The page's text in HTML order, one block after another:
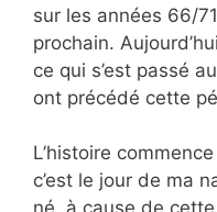
sur les années 66/
prochain.
ce qui s’est passé
ont précédé cette
L’histoire
c’est le jour de ma
né, à cause de